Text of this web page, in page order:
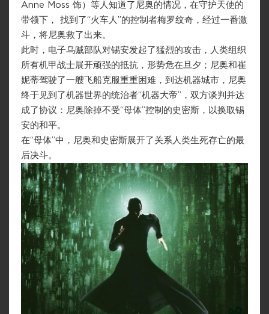
Anne Moss 饰）等人知道了尼奥的情况，在守护天使的
带领下， 找到了“火车人”的控制者梅罗纹奇，经过一番激
斗，将尼奥救了出来。
此时，电子乌贼部队对锡安发起了猛烈的攻击，人类组织
所有机甲战士展开顽强的抵抗，形势危在旦夕；尼奥和崔
妮蒂驾驶了一艘飞船克服重重困难，到达机器城市，尼奥
终于见到了机器世界的统治者“机器大帝”，双方谈判并达
成了协议：尼奥除掉不受“母体”控制的史密斯，以换取锡
安的和平。
在“母体”中，尼奥和史密斯展开了关系人类生死存亡的最
后决斗。